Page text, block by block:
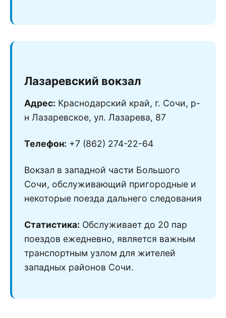
Лазаревский вокзал
Адрес: Краснодарский край, г. Сочи, р-
н Лазаревское, ул. Лазарева, 87
Телефон: +7 (862) 274-22-64
Вокзал в западной части Большого
Сочи, обслуживающий пригородные и
некоторые поезда дальнего следования
Статистика: Обслуживает до 20 пар
поездов ежедневно, является важным
транспортным узлом для жителей
западных районов Сочи.